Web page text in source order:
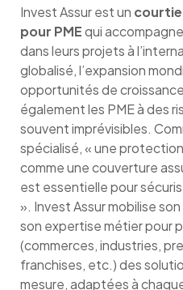
Invest Assur est un
pour PMEqui
dans leurs projets à
globalisé, l’expansion
opportunités de
également les PME à des
souvent imprévisibles.
spécialisé, « une
comme une couverture
est essentielle pour
». Invest Assur mobilise
son expertise métier pour
(commerces, industries,
franchises, etc.) des
mesure, adaptées à